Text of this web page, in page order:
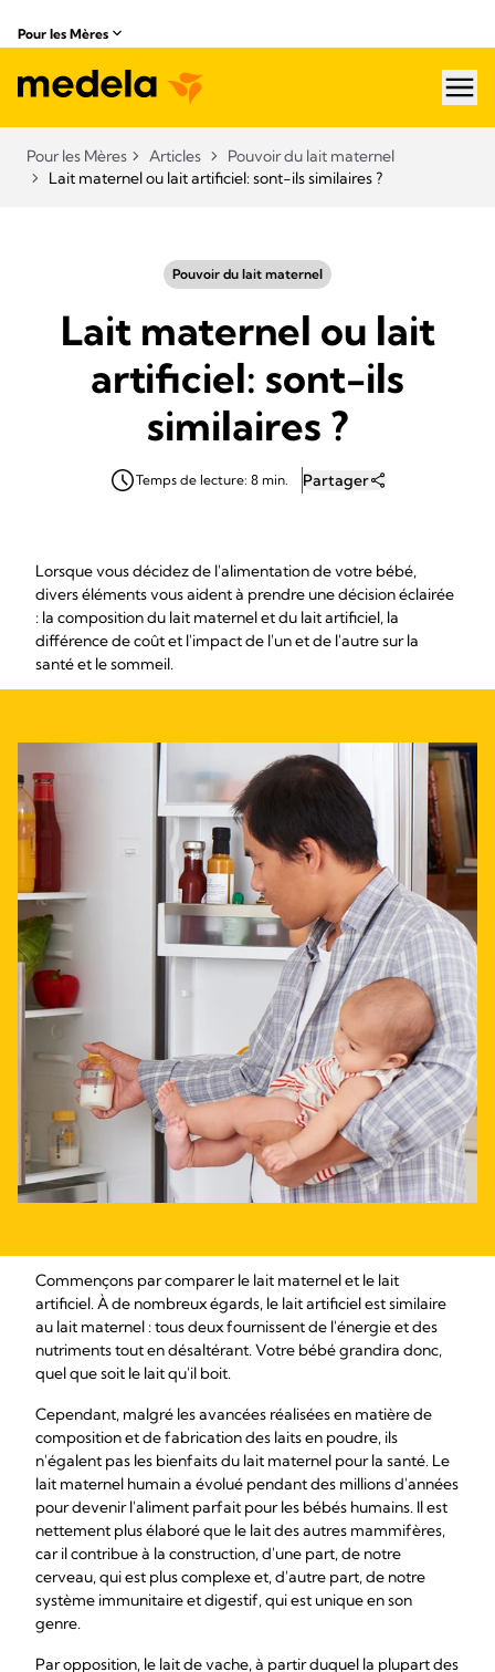
Pour les Mères
Pour les Mères Articles
Pouvoir du lait maternel
Lait maternel ou lait artificiel: sont-ils similaires ?
Pouvoir du lait maternel
Lait maternel ou lait
artificiel: sont-ils
similaires ?
Temps de lecture: 8 min. Partager
Lorsque vous décidez de l'alimentation de votre bébé,
divers éléments vous aident à prendre une décision éclairée
: la composition du lait maternel et du lait artificiel, la
différence de coût et l'impact de l'un et de l'autre sur la
santé et le sommeil.
Commençons par comparer le lait maternel et le lait
artificiel. À de nombreux égards, le lait artificiel est similaire
au lait maternel : tous deux fournissent de l'énergie et des
nutriments tout en désaltérant. Votre bébé grandira donc,
quel que soit le lait qu'il boit.
Cependant, malgré les avancées réalisées en matière de
composition et de fabrication des laits en poudre, ils
n'égalent pas les bienfaits du lait maternel pour la santé. Le
lait maternel humain a évolué pendant des millions d'années
pour devenir l'aliment parfait pour les bébés humains. Il est
nettement plus élaboré que le lait des autres mammifères,
car il contribue à la construction, d'une part, de notre
cerveau, qui est plus complexe et, d'autre part, de notre
système immunitaire et digestif, qui est unique en son
genre.
Par opposition, le lait de vache, à partir duquel la plupart des